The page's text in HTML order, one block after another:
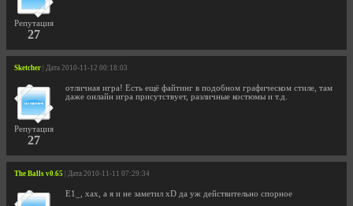
Репутация
27
Sketcher | Дата 2010-11-12 00:18:03
Репутация
27
отличная игра! Есть ещё файтинг в подобном графическом стиле, там
даже онлайн игра присутствует, различные костюмы и т.д.
The Balls v0.65 | Дата 2010-11-11 07:29:34
E1_, хах, а я и не заметил xD да уж действительно спорное